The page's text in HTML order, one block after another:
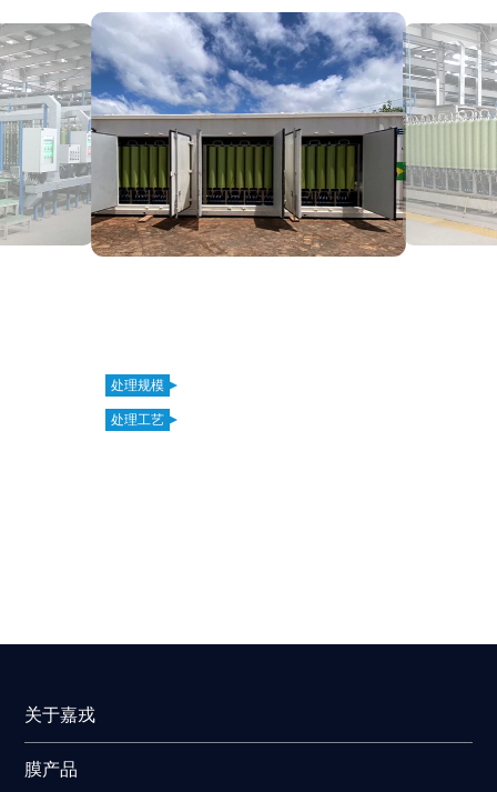
处理规模
处理工艺
关于嘉戎
膜产品